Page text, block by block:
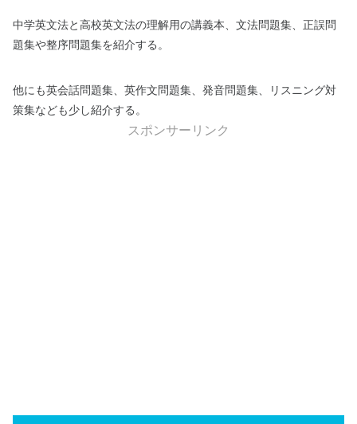
中学英文法と高校英文法の理解用の講義本、文法問題集、正誤問
題集や整序問題集を紹介する。
他にも英会話問題集、英作文問題集、発音問題集、リスニング対
策集なども少し紹介する。
スポンサーリンク